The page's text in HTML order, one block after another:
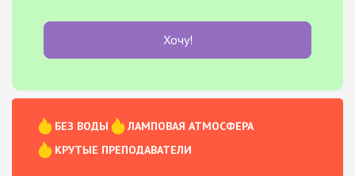
Хочу!
БЕЗ ВОДЫ
ЛАМПОВАЯ АТМОСФЕРА
КРУТЫЕ ПРЕПОДАВАТЕЛИ